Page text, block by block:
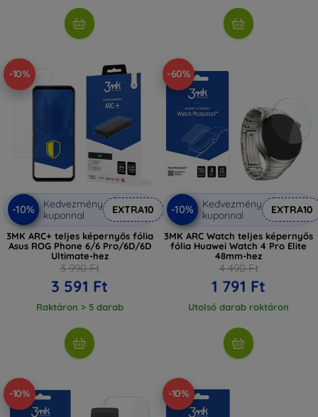
-10%
-10%
Kedvezmény
kuponnal
EXTRA10
3MK ARC+ teljes képernyős fólia
Asus ROG Phone 6/6 Pro/6D/6D
Ultimate-hez
3 990 Ft
3 591 Ft
Raktáron > 5 darab
-60%
-10%
Kedvezmény
kuponnal
EXTRA10
3MK ARC Watch teljes képernyős
fólia Huawei Watch 4 Pro Elite
48mm-hez
4 490 Ft
1 791 Ft
Utolsó darab raktáron
-10% -10%